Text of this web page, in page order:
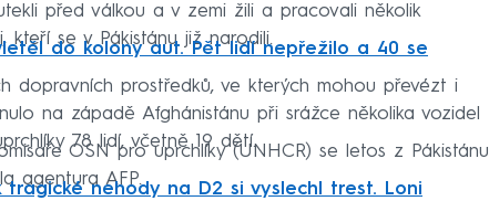
před válkou a v zemi žili a pracovali několik
kteří se v Pákistánu již narodili.
do kolony aut. Pět lidí nepřežilo a 40 se
dopravních prostředků, ve kterých mohou převézt i
na západě Afghánistánu při srážce několika vozidel
78 lidí, včetně 19 dětí.
OSN pro uprchlíky (UNHCR) se letos z Pákistánu
agentura AFP.
tragické nehody na D2 si vyslechl trest. Loni